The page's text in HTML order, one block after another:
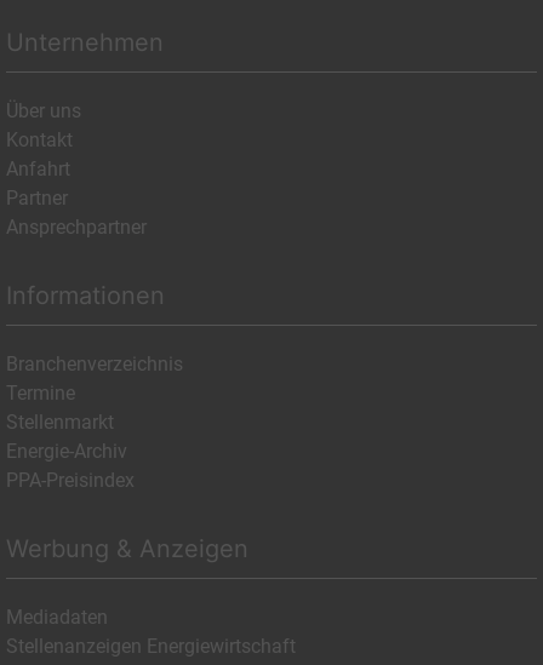
Unternehmen
Über uns
Kontakt
Anfahrt
Partner
Ansprechpartner
Informationen
Branchenverzeichnis
Termine
Stellenmarkt
Energie-Archiv
PPA-Preisindex
Werbung & Anzeigen
Mediadaten
Stellenanzeigen Energiewirtschaft